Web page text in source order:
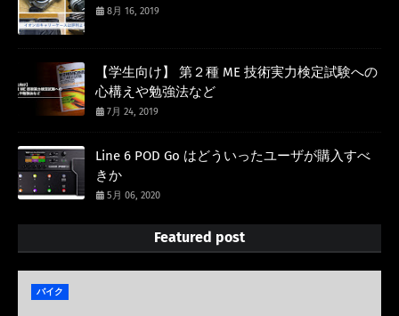
8月 16, 2019
【学生向け】 第２種 ME 技術実力検定試験への
心構えや勉強法など
7月 24, 2019
Line 6 POD Go はどういったユーザが購入すべ
きか
5月 06, 2020
Featured post
バイク